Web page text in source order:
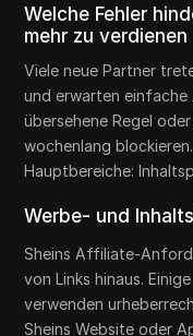
Welche Fehler
mehr zu verdienen
Viele neue Partner
und erwarten einfache
übersehene Regel
wochenlang
Hauptbereiche:
Werbe- und
Sheins Affiliate-
von Links hinaus.
verwenden
Sheins Website oder